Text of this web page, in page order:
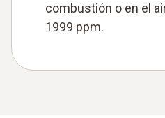
combustión o en el
1999 ppm.